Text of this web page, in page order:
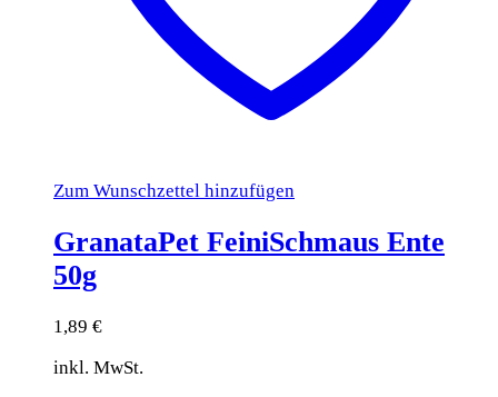
Zum Wunschzettel hinzufügen
GranataPet FeiniSchmaus Ente
50g
1,89 €
inkl. MwSt.